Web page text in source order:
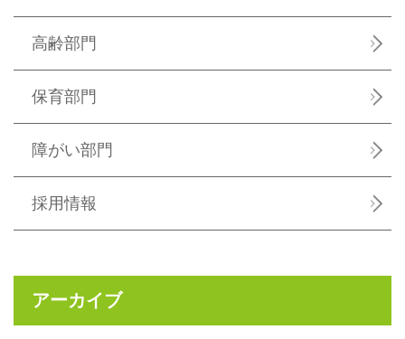
高齢部門
保育部門
障がい部門
採用情報
アーカイブ